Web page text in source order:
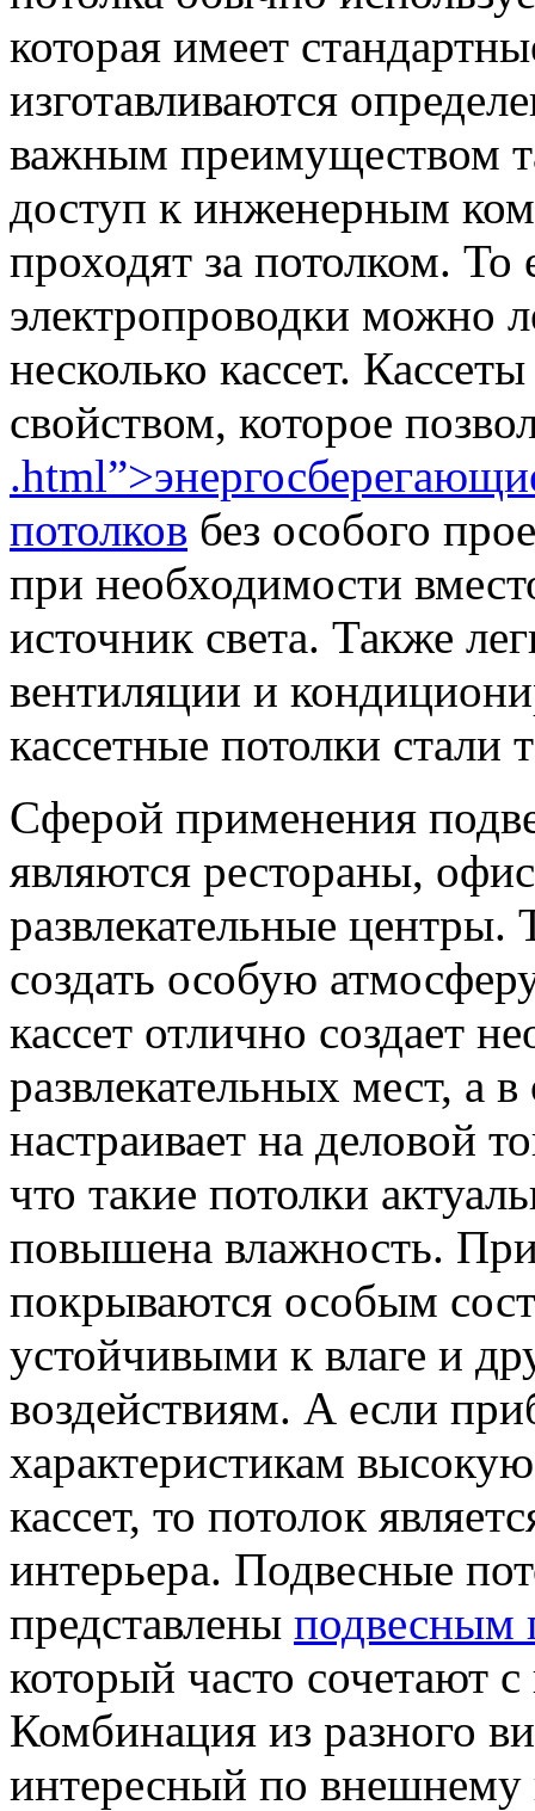
которая имеет
изготавливаются
важным преимуществом
доступ к инженерным
проходят за потолком. То
электропроводки можно
несколько кассет.
свойством, которое
потолков без особого
при необходимости
источник света. Также
вентиляции и
кассетные потолки
Сферой применения
являются рестораны,
развлекательные центры.
создать особую
кассет отлично создает
развлекательных мест, а
настраивает на деловой
что такие потолки
повышена влажность. При
покрываются особым
устойчивыми к влаге и
воздействиям. А если
характеристикам
кассет, то потолок
интерьера. Подвесные
представлены подвесным
который часто сочетают
Комбинация из разного
интересный по внешнему